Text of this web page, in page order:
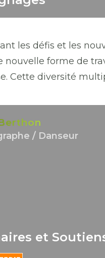
les défis et les
nouvelle forme de
Cette diversité
/ Danseur
et